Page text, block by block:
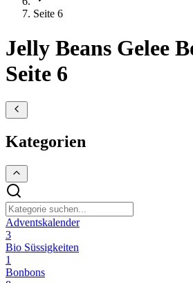
Seite 6
Jelly Beans Gelee
Seite 6
Kategorien
Adventskalender
3
Bio Süssigkeiten
1
Bonbons